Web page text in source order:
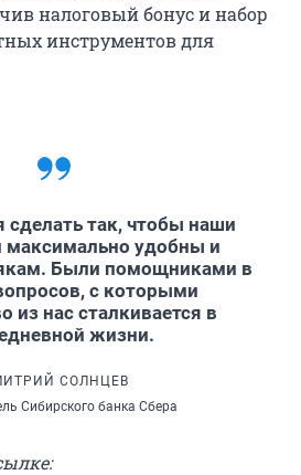
налоговый бонус и набор
инструментов для
так, чтобы наши
удобны и
Были помощниками в
с которыми
из нас сталкивается в
жизни.
СОЛНЦЕВ
Сибирского банка Сбера